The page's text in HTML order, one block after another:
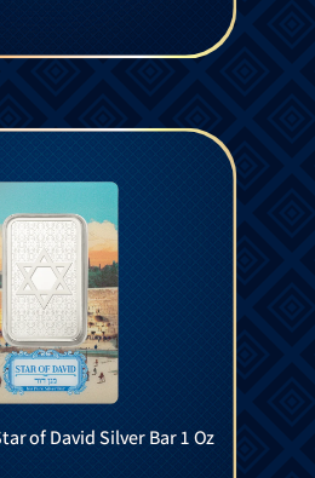
of David Silver Bar 1 Oz